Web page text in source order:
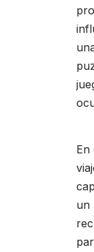
En
un